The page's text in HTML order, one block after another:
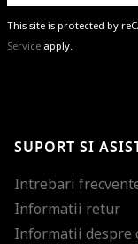
This site is protected by
Service apply.
SUPORT SI
Intrebari
Informatii retur
Informatii despre